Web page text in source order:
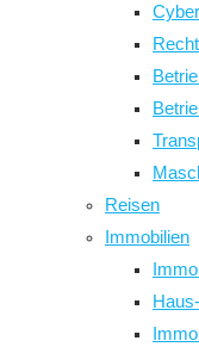
Reisen
Immobilien